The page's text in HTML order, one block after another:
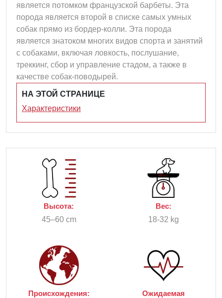
является потомком французской барбеты. Эта
порода является второй в списке самых умных
собак прямо из бордер-колли. Эта порода
является знатоком многих видов спорта и занятий
с собаками, включая ловкость, послушание,
треккинг, сбор и управление стадом, а также в
качестве собак-поводырей.
НА ЭТОЙ СТРАНИЦЕ
Характеристики
Высота:
45–60 cm
Вес:
18-32 kg
Происхождения:
Ожидаемая